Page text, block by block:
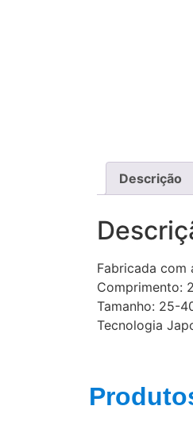
Descrição
Fabricada com
Comprimento:
Tamanho: 25-
Tecnologia